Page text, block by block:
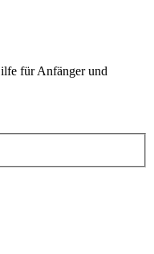
für Anfänger und